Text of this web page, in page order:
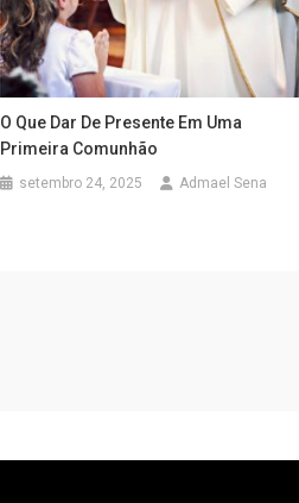
O Que Dar De Presente Em Uma
Primeira Comunhão
setembro 24, 2025 Admael Sena